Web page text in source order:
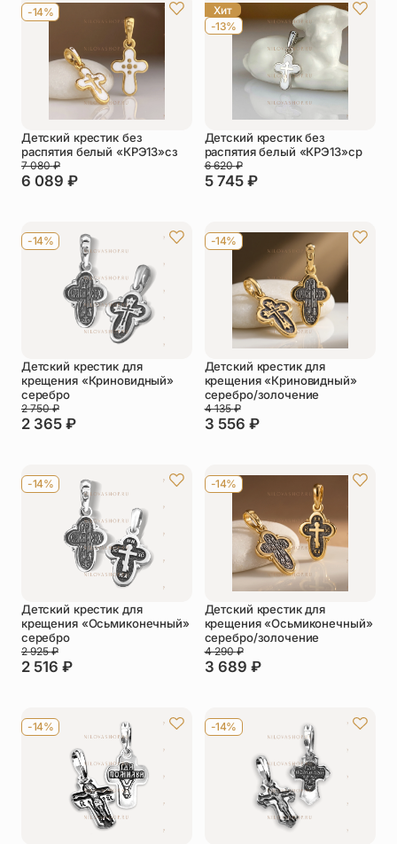
-14%
Детский крестик без
распятия белый «КРЭ13»сз
6 089 ₽
7 080₽
Хит
-13%
Детский крестик без
распятия белый «КРЭ13»ср
5 745 ₽
6 620₽
-14%
Детский крестик для
крещения «Криновидный»
серебро
2 365 ₽
2 750₽
-14%
Детский крестик для
крещения «Криновидный»
серебро/золочение
3 556 ₽
4 135₽
-14%
Детский крестик для
крещения «Осьмиконечный»
серебро
2 516 ₽
2 925₽
-14%
Детский крестик для
крещения «Осьмиконечный»
серебро/золочение
3 689 ₽
4 290₽
-14% -14%